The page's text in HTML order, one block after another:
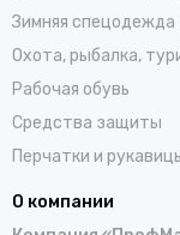
Зимняя спецодежда
Охота, рыбалка,
Рабочая обувь
Средства защиты
Перчатки и
О компании